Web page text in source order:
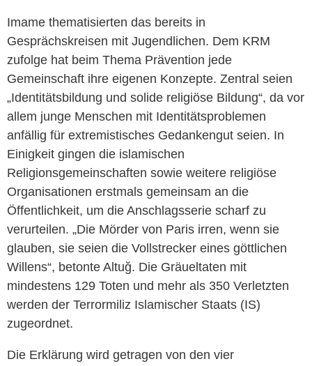
Imame thematisierten das bereits in
Gesprächskreisen mit Jugendlichen. Dem KRM
zufolge hat beim Thema Prävention jede
Gemeinschaft ihre eigenen Konzepte. Zentral seien
„Identitätsbildung und solide religiöse Bildung“, da vor
allem junge Menschen mit Identitätsproblemen
anfällig für extremistisches Gedankengut seien. In
Einigkeit gingen die islamischen
Religionsgemeinschaften sowie weitere religiöse
Organisationen erstmals gemeinsam an die
Öffentlichkeit, um die Anschlagsserie scharf zu
verurteilen. „Die Mörder von Paris irren, wenn sie
glauben, sie seien die Vollstrecker eines göttlichen
Willens“, betonte Altuğ. Die Gräueltaten mit
mindestens 129 Toten und mehr als 350 Verletzten
werden der Terrormiliz Islamischer Staats (IS)
zugeordnet.
Die Erklärung wird getragen von den vier